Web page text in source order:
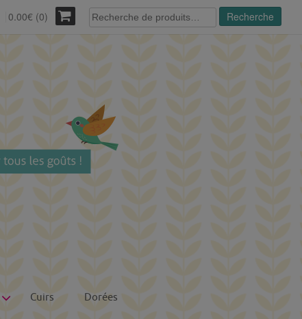
0.00€ (0)
Recherche
pour :
Recherche
Cuirs Dorées